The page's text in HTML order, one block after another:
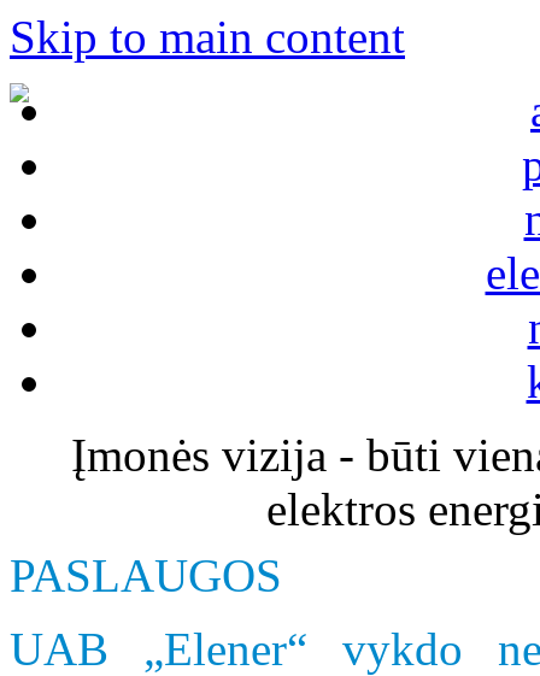
Skip to main content
Įmonės vizija - būti
elektros
PASLAUGOS
UAB „Elener“ vykdo